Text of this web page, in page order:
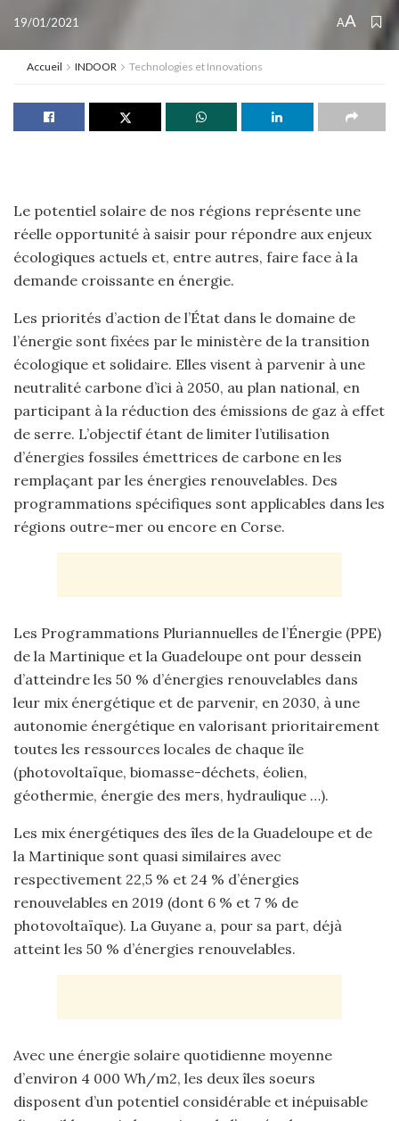
19/01/2021 AA
Accueil INDOOR Technologies et Innovations
Le potentiel solaire de nos régions représente une
réelle opportunité à saisir pour répondre aux enjeux
écologiques actuels et, entre autres, faire face à la
demande croissante en énergie.
Les priorités d’action de l’État dans le domaine de
l’énergie sont fixées par le ministère de la transition
écologique et solidaire. Elles visent à parvenir à une
neutralité carbone d’ici à 2050, au plan national, en
participant à la réduction des émissions de gaz à effet
de serre. L’objectif étant de limiter l’utilisation
d’énergies fossiles émettrices de carbone en les
remplaçant par les énergies renouvelables. Des
programmations spécifiques sont applicables dans les
régions outre-mer ou encore en Corse.
Les Programmations Pluriannuelles de l’Énergie (PPE)
de la Martinique et la Guadeloupe ont pour dessein
d’atteindre les 50 % d’énergies renouvelables dans
leur mix énergétique et de parvenir, en 2030, à une
autonomie énergétique en valorisant prioritairement
toutes les ressources locales de chaque île
(photovoltaïque, biomasse-déchets, éolien,
géothermie, énergie des mers, hydraulique …).
Les mix énergétiques des îles de la Guadeloupe et de
la Martinique sont quasi similaires avec
respectivement 22,5 % et 24 % d’énergies
renouvelables en 2019 (dont 6 % et 7 % de
photovoltaïque). La Guyane a, pour sa part, déjà
atteint les 50 % d’énergies renouvelables.
Avec une énergie solaire quotidienne moyenne
d’environ 4 000 Wh/m2, les deux îles soeurs
disposent d’un potentiel considérable et inépuisable